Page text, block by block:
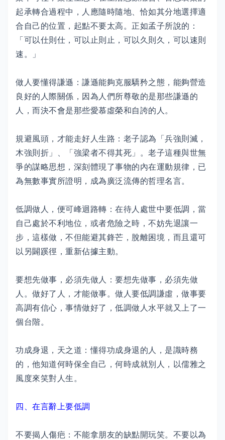
起承轉合過程中，人應隨時隨地、恰如其分地選擇適
合自己的位置，起點不要太高。正如孟子所說的：
「可以仕則仕，可以止則止，可以久則久，可以速則
速。」
做人要懂得謙遜：謙遜能夠克服驕矜之態，能夠營造
良好的人際關係，因為人們所尊敬的是那些謙遜的
人，而決不會是那些愛慕虛榮和自誇的人。
規避風頭，才能走好人生路：老子認為「兵強則滅，
木強則折」、「強梁者不得其死」。老子這種與世無
爭的謀略思想，深刻體現了事物的內在運動規律，已
為無數事實所證明，成為廣泛流傳的哲理名言。
低調做人，便可峰迴路轉：在待人處世中要低調，當
自己處於不利地位，或者危險之時，不妨先退讓一
步，這樣做，不但能避其鋒芒，脫離困境，而且還可
以另闢蹊徑，重新佔據主動。
要想先做事，必須先做人：要想先做事，必須先做
人。做好了人，才能做事。做人要低調謙虛，做事要
高調有信心，事情做好了，低調做人水平就又上了一
個台階。
功成身退，天之道：懂得功成身退的人，是識時務
的，他知道何時保全自己，何時成就別人，以儒雅之
風度來笑對人生。
四、在言辭上要低調
不要揭人傷疤：不能拿朋友的缺點開玩笑。不要以為